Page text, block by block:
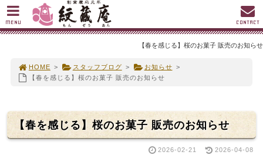
【春を感じる】桜のお菓子 販売のお知らせ
HOME > スタッフブログ > お知らせ >
【春を感じる】桜のお菓子 販売のお知らせ
【春を感じる】桜のお菓子 販売のお知らせ
2026-02-21 2026-04-08
MENU CONTACT